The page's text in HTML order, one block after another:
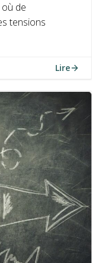
de
tensions
Lire